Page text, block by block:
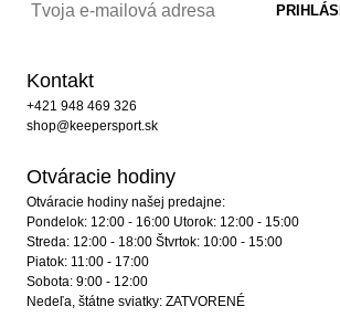
Kontakt
+421 948 469 326
shop@keepersport.sk
Otváracie hodiny
Otváracie hodiny našej predajne:
Pondelok: 12:00 - 16:00 Utorok: 12:00 - 15:00
Streda: 12:00 - 18:00 Štvrtok: 10:00 - 15:00
Piatok: 11:00 - 17:00
Sobota: 9:00 - 12:00
Nedeľa, štátne sviatky: ZATVORENÉ